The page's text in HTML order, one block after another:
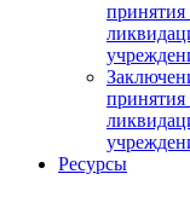
Ресурсы